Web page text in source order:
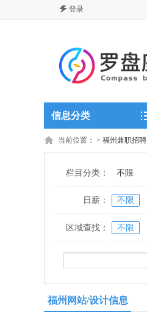
登录
信息分类
当前位置： > 福州兼职招聘
栏目分类： 不限
日薪： 不限
区域查找： 不限
福州网站/设计信息